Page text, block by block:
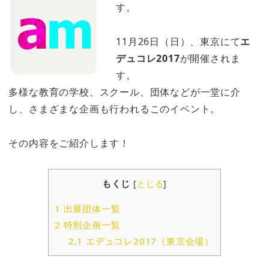
す。
11月26日（日）、東京にてエ
デュコレ2017が開催されま
す。
多様な教育の学校、スクール、団体などが一堂に介
し、さまざまな企画も行われるこのイベント。
その内容をご紹介します！
もくじ [とじる]
1 出展団体一覧
2 特別企画一覧
2.1 エデュコレ2017（東京会場）